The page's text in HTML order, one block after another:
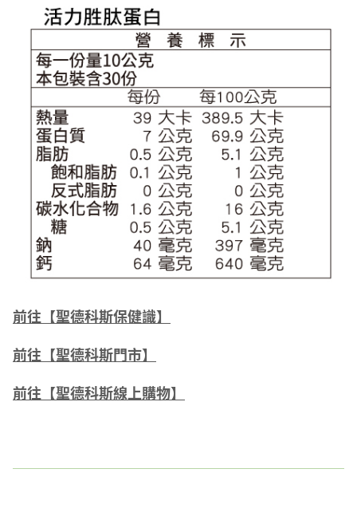
前往【聖德科斯保健識】
前往【聖德科斯門市】
前往【聖德科斯線上購物】